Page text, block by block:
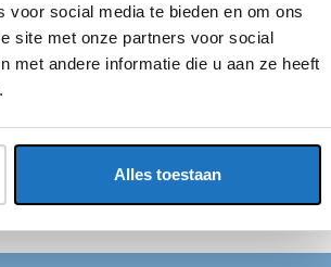
social media te bieden en om ons
site met onze partners voor social
met andere informatie die u aan ze heeft
Alles toestaan